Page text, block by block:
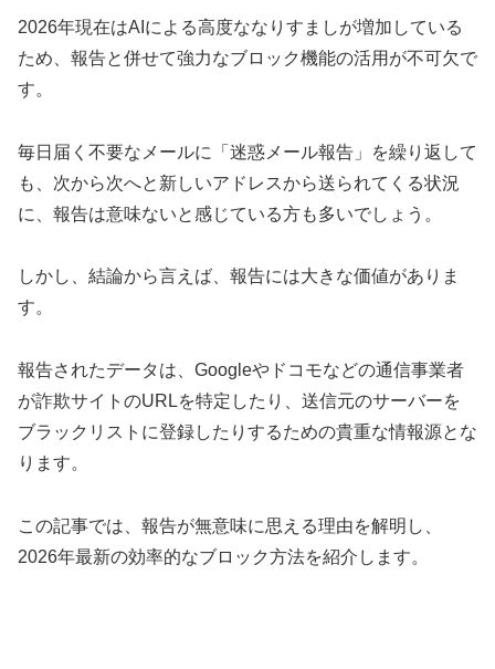
2026年現在はAIによる高度ななりすましが増加している
ため、報告と併せて強力なブロック機能の活用が不可欠で
す。
毎日届く不要なメールに「迷惑メール報告」を繰り返して
も、次から次へと新しいアドレスから送られてくる状況
に、報告は意味ないと感じている方も多いでしょう。
しかし、結論から言えば、報告には大きな価値がありま
す。
報告されたデータは、Googleやドコモなどの通信事業者
が詐欺サイトのURLを特定したり、送信元のサーバーを
ブラックリストに登録したりするための貴重な情報源とな
ります。
この記事では、報告が無意味に思える理由を解明し、
2026年最新の効率的なブロック方法を紹介します。